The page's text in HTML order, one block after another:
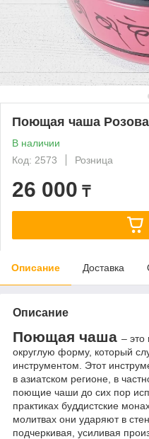
Поющая чаша
В наличии
Код: 2573
Розница
26 000 ₸
Описание Доставка
Описание
Поющая чаша – это
округлую форму, который
инструментом. Этот
в азиатском регионе, в
поющие чаши до сих пор
практиках буддистские
молитвах они ударяют в
подчеркивая, усиливая